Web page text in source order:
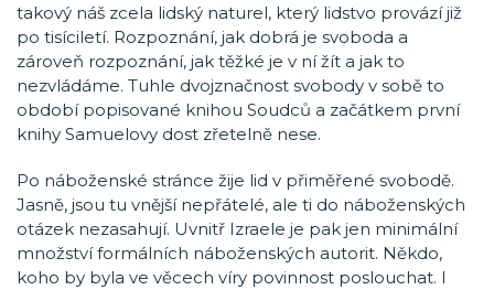
takový náš zcela lidský naturel, který lidstvo provází již
po tisíciletí. Rozpoznání, jak dobrá je svoboda a
zároveň rozpoznání, jak těžké je v ní žít a jak to
nezvládáme. Tuhle dvojznačnost svobody v sobě to
období popisované knihou Soudců a začátkem první
knihy Samuelovy dost zřetelně nese.
Po náboženské stránce žije lid v přiměřené svobodě.
Jasně, jsou tu vnější nepřátelé, ale ti do náboženských
otázek nezasahují. Uvnitř Izraele je pak jen minimální
množství formálních náboženských autorit. Někdo,
koho by byla ve věcech víry povinnost poslouchat. I